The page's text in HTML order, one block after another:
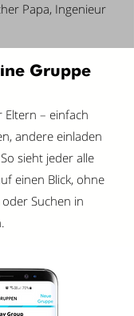
Papa, Ingenieur
Gruppe
Eltern – einfach
andere einladen
sieht jeder alle
einen Blick, ohne
Suchen in